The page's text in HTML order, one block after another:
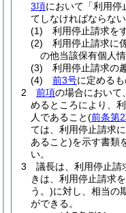
3項において「利用停
てしなければならない
(1)
利用停止請求を
(2)
利用停止請求に
の他当該保有個人
(3)
利用停止請求の
(4)
前3号に定める
2
前項の場合において
めるところにより、
人であること(前条第
ては、利用停止請求
あること)を示す書類
い。
3
議長は、利用停止請
きは、利用停止請求
う。)に対し、相当の
ができる。